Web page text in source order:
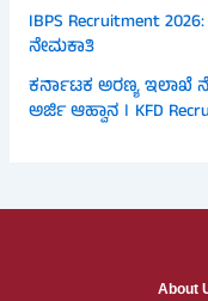
IBPS Recruitment
ನೇಮಕಾತಿ
ಕರ್ನಾಟಕ ಅರಣ್ಯ ಇಲಾಖೆ
ಅರ್ಜಿ ಆಹ್ವಾನ । KFD
About